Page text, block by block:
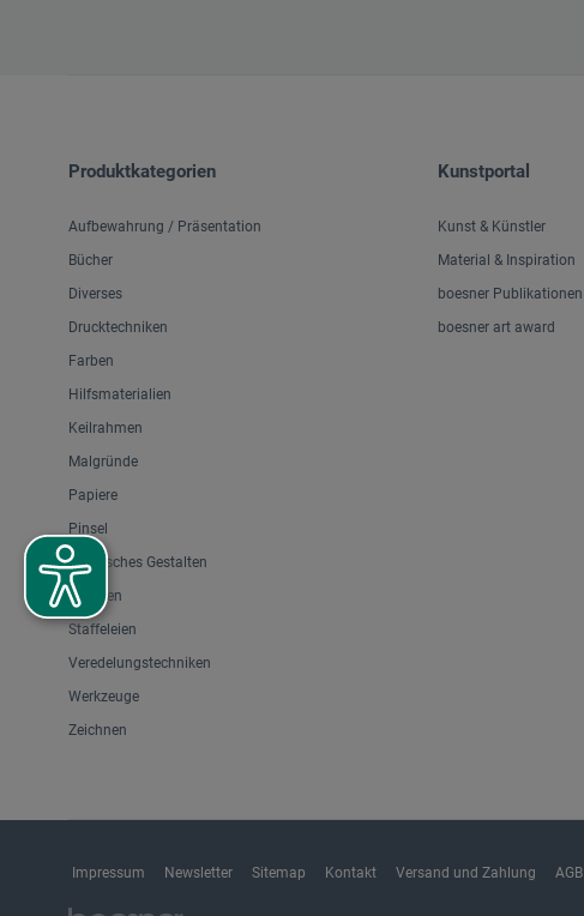
Produktkategorien
Aufbewahrung / Präsentation
Bücher
Diverses
Drucktechniken
Farben
Hilfsmaterialien
Keilrahmen
Malgründe
Papiere
Pinsel
Plastisches Gestalten
Rahmen
Staffeleien
Veredelungstechniken
Werkzeuge
Zeichnen
Kunstportal
Kunst & Künstler
Material & Inspiration
boesner Publikationen
boesner art award
Impressum Newsletter Sitemap Kontakt Versand und Zahlung AGB